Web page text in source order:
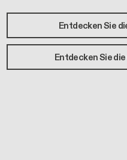
Entdecken Sie
Entdecken Sie